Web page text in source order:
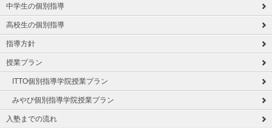
中学生の個別指導
高校生の個別指導
指導方針
授業プラン
ITTO個別指導学院授業プラン
みやび個別指導学院授業プラン
入塾までの流れ